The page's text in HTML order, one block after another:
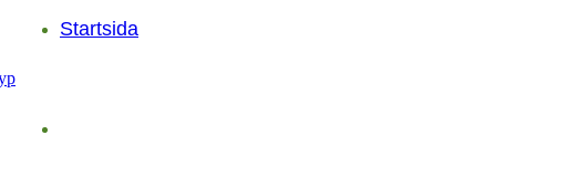
Startsida